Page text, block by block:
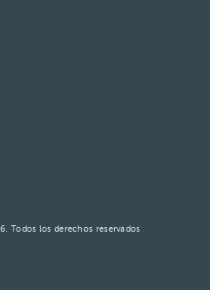
Todos los derechos reservados